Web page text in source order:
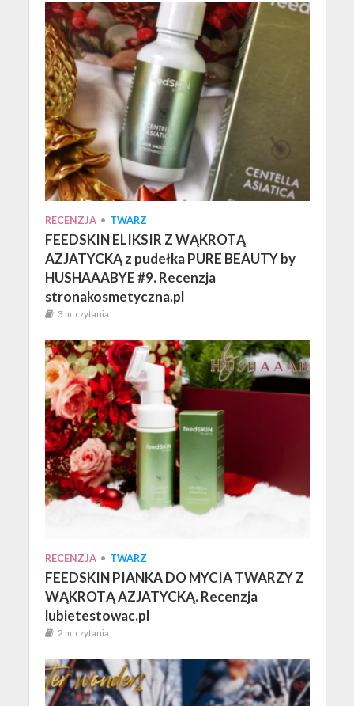
RECENZJA • TWARZ
FEEDSKIN ELIKSIR Z WĄKROTĄ
AZJATYCKĄ z pudełka PURE BEAUTY by
HUSHAAABYE #9. Recenzja
stronakosmetyczna.pl
3 m. czytania
RECENZJA • TWARZ
FEEDSKIN PIANKA DO MYCIA TWARZY Z
WĄKROTĄ AZJATYCKĄ. Recenzja
lubietestowac.pl
2 m. czytania